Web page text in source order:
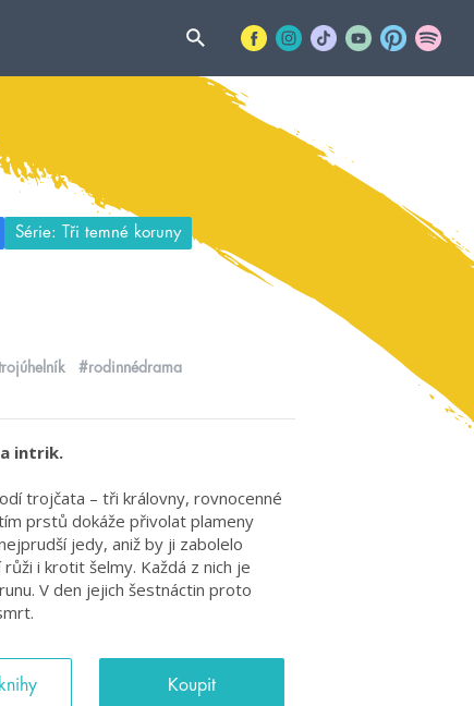
Série: Tři temné koruny
#rodinnédrama
intrik.
trojčata – tři královny, rovnocenné
prstů dokáže přivolat plameny
jedy, aniž by ji zabolelo
i krotit šelmy. Každá z nich je
V den jejich šestnáctin proto
Koupit